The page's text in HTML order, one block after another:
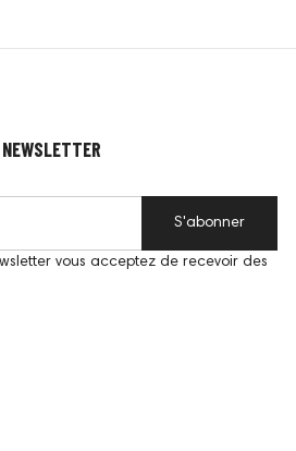
NEWSLETTER
S'abonner
vous acceptez de recevoir des